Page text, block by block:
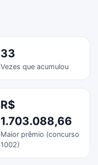
33
Vezes que acumulou
R$
1.703.088,66
Maior prêmio (concurso
1002)